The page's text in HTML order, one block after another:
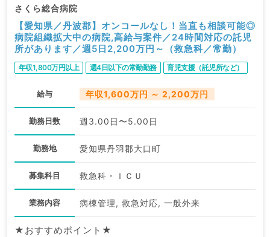
さくら総合病院
【愛知県／丹波郡】オンコールなし！当直も相談可能◎
病院組織拡大中の病院,高給与案件／24時間対応の託児
所があります／週5日2,200万円～（救急科／常勤）
年収1,800万円以上 週4日以下の常勤勤務 育児支援（託児所など）
給与 年収1,600万円 ～ 2,200万円
勤務日数 週3.00日〜5.00日
勤務地 愛知県丹羽郡大口町
募集科目 救急科・ＩＣＵ
業務内容 病棟管理, 救急対応, 一般外来
★おすすめポイント★